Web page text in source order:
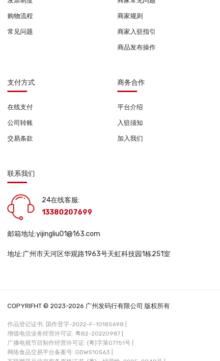
购物流程
常见问题
商家规则
商家入驻指引
商品发布操作
支付方式
在线支付
公司转账
交易条款
商务合作
平台介绍
入驻须知
加入我们
联系我们
24在线客服:
13380207699
邮箱地址:yijingliu01@163.com
地址:广州市天河区华观路1963号天虹科技园1栋251室
COPYRIFHT © 2023-2026 广州发码行有限公司 版权所有
作品登记证书: 国作登字-2022-F-10185698 |
增值电信业务经营许可证: 粤B2-20220987 |
广播电视节目制作经营许可证: (粤)字第07751号 |
网络食品交易平台备案号: GDWS10563 |